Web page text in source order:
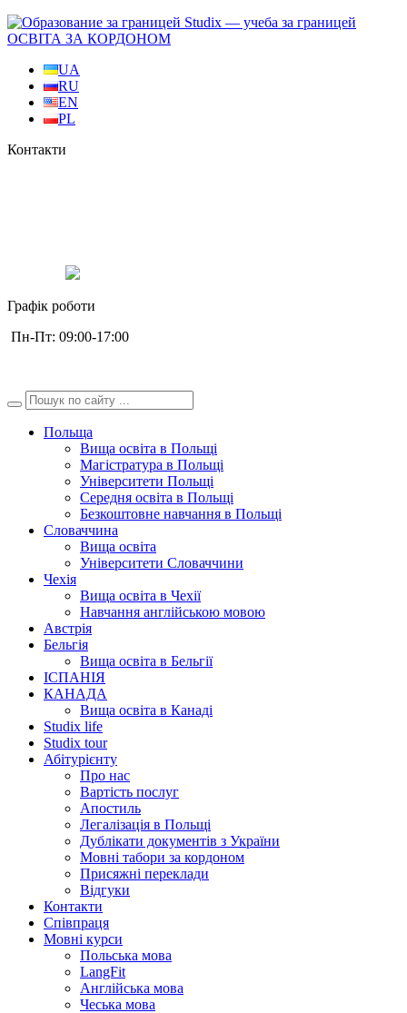
ОСВІТА ЗА КОРДОНОМ
UA
RU
EN
PL
Контакти
Графік роботи
Пн-Пт: 09:00-17:00
Польща
Вища освіта в Польщі
Магістратура в Польщі
Університети Польщі
Середня освіта в Польщі
Безкоштовне навчання в Польщі
Словаччина
Вища освіта
Університети Словаччини
Чехія
Вища освіта в Чехії
Навчання англійською мовою
Австрія
Бельгія
Вища освіта в Бельгії
ІСПАНІЯ
КАНАДА
Вища освіта в Канаді
Studix life
Studix tour
Абітурієнту
Про нас
Вартість послуг
Апостиль
Легалізація в Польщі
Дублікати документів з України
Мовні табори за кордоном
Присяжні переклади
Відгуки
Контакти
Співпраця
Мовні курси
Польська мова
LangFit
Англійська мова
Чеська мова